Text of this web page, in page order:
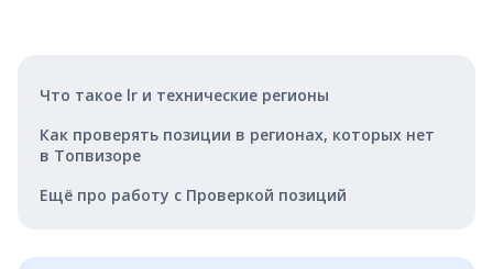
Что такое lr и технические регионы
Как проверять позиции в регионах, которых нет
в Топвизоре
Ещё про работу с Проверкой позиций